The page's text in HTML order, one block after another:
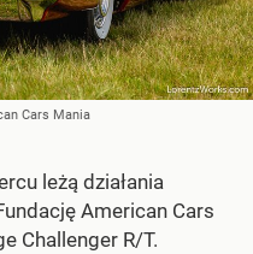
Cars Mania
leżą działania
American Cars
Challenger R/T.